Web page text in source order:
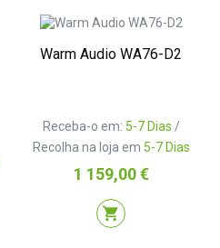
Warm Audio WA76-D2
Receba-o em: 5-7 Dias /
Recolha na loja em 5-7 Dias
Preço
1 159,00 €
shopping_cart